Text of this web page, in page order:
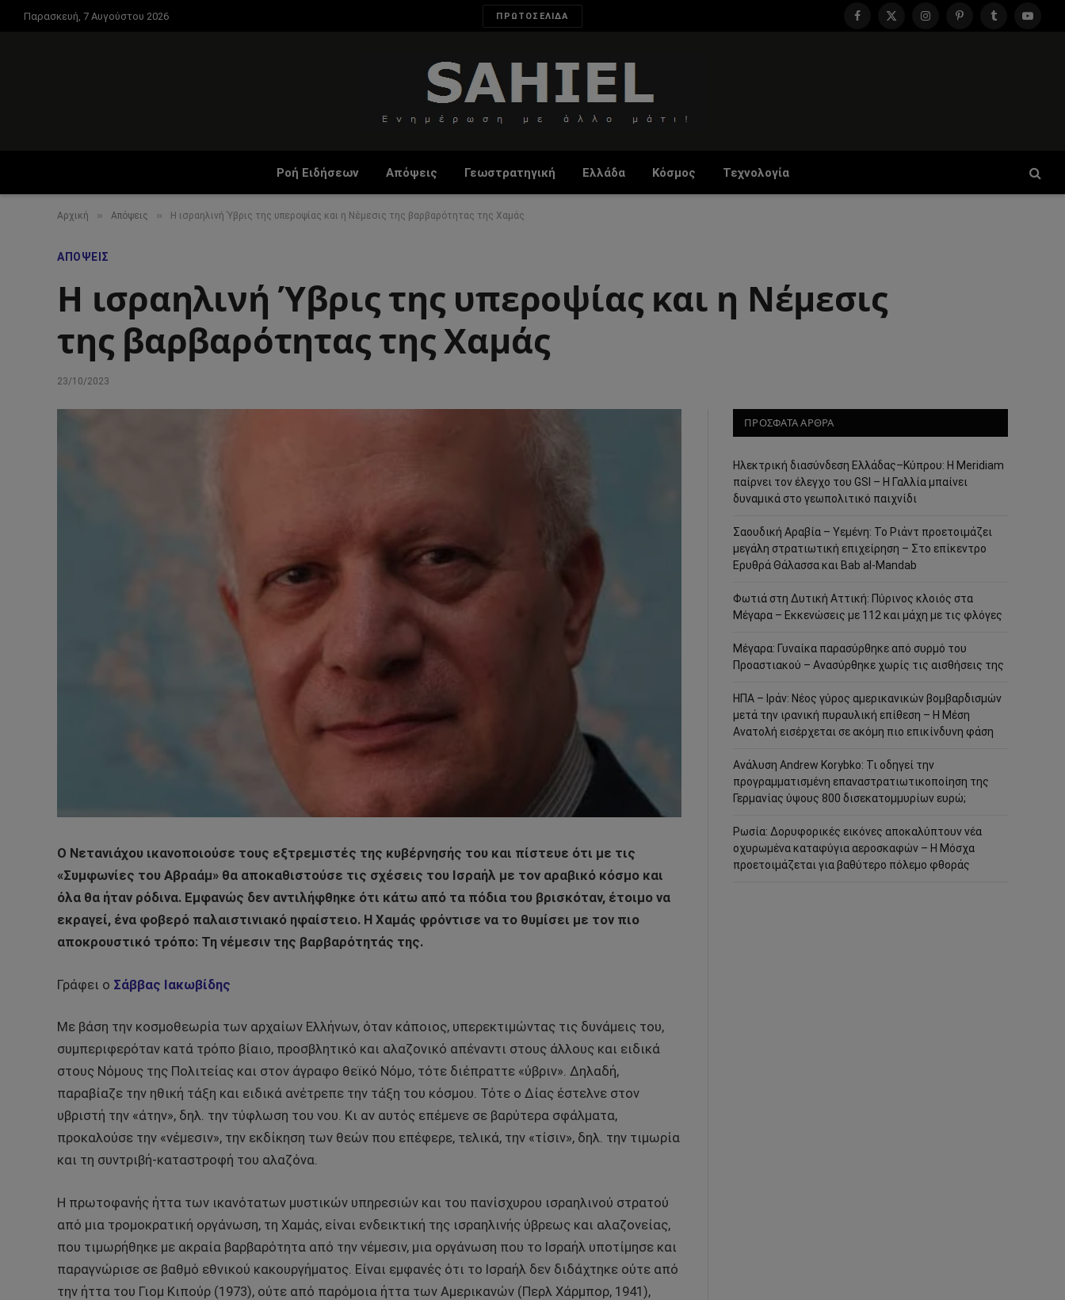
Παρασκευή, 7 Αυγούστου 2026 ΠΡΩΤΟΣΕΛΙΔΑ
Facebook
X
InstagramPinterestTumblr
Ροή Ειδήσεων Απόψεις Γεωστρατηγική Ελλάδα Κόσμος Τεχνολογία
Αρχική » Απόψεις » Η ισραηλινή Ύβρις της υπεροψίας και η Νέμεσις της βαρβαρότητας της Χαμάς
ΑΠΌΨΕΙΣ
Η ισραηλινή Ύβρις της υπεροψίας και η Νέμεσις
της βαρβαρότητας της Χαμάς
23/10/2023
Ο Νετανιάχου ικανοποιούσε τους εξτρεμιστές της κυβέρνησής του και πίστευε ότι με τις
«Συμφωνίες του Αβραάμ» θα αποκαθιστούσε τις σχέσεις του Ισραήλ με τον αραβικό κόσμο και
όλα θα ήταν ρόδινα. Εμφανώς δεν αντιλήφθηκε ότι κάτω από τα πόδια του βρισκόταν, έτοιμο να
εκραγεί, ένα φοβερό παλαιστινιακό ηφαίστειο. Η Χαμάς φρόντισε να το θυμίσει με τον πιο
αποκρουστικό τρόπο: Τη νέμεσιν της βαρβαρότητάς της.
Γράφει ο Σάββας Ιακωβίδης
Με βάση την κοσμοθεωρία των αρχαίων Ελλήνων, όταν κάποιος, υπερεκτιμώντας τις δυνάμεις του,
συμπεριφερόταν κατά τρόπο βίαιο, προσβλητικό και αλαζονικό απέναντι στους άλλους και ειδικά
στους Νόμους της Πολιτείας και στον άγραφο θεϊκό Νόμο, τότε διέπραττε «ύβριν». Δηλαδή,
παραβίαζε την ηθική τάξη και ειδικά ανέτρεπε την τάξη του κόσμου. Τότε ο Δίας έστελνε στον
υβριστή την «άτην», δηλ. την τύφλωση του νου. Κι αν αυτός επέμενε σε βαρύτερα σφάλματα,
προκαλούσε την «νέμεσιν», την εκδίκηση των θεών που επέφερε, τελικά, την «τίσιν», δηλ. την τιμωρία
και τη συντριβή-καταστροφή του αλαζόνα.
Η πρωτοφανής ήττα των ικανότατων μυστικών υπηρεσιών και του πανίσχυρου ισραηλινού στρατού
από μια τρομοκρατική οργάνωση, τη Χαμάς, είναι ενδεικτική της ισραηλινής ύβρεως και αλαζονείας,
που τιμωρήθηκε με ακραία βαρβαρότητα από την νέμεσιν, μια οργάνωση που το Ισραήλ υποτίμησε και
παραγνώρισε σε βαθμό εθνικού κακουργήματος. Είναι εμφανές ότι το Ισραήλ δεν διδάχτηκε ούτε από
την ήττα του Γιομ Κιπούρ (1973), ούτε από παρόμοια ήττα των Αμερικανών (Περλ Χάρμπορ, 1941),
ΠΡΟΣΦΑΤΑ ΑΡΘΡΑ
Ηλεκτρική διασύνδεση Ελλάδας–Κύπρου: Η Meridiam
παίρνει τον έλεγχο του GSI – Η Γαλλία μπαίνει
δυναμικά στο γεωπολιτικό παιχνίδι
Σαουδική Αραβία – Υεμένη: Το Ριάντ προετοιμάζει
μεγάλη στρατιωτική επιχείρηση – Στο επίκεντρο
Ερυθρά Θάλασσα και Bab al-Mandab
Φωτιά στη Δυτική Αττική: Πύρινος κλοιός στα
Μέγαρα – Εκκενώσεις με 112 και μάχη με τις φλόγες
Μέγαρα: Γυναίκα παρασύρθηκε από συρμό του
Προαστιακού – Ανασύρθηκε χωρίς τις αισθήσεις της
ΗΠΑ – Ιράν: Νέος γύρος αμερικανικών βομβαρδισμών
μετά την ιρανική πυραυλική επίθεση – Η Μέση
Ανατολή εισέρχεται σε ακόμη πιο επικίνδυνη φάση
Ανάλυση Andrew Korybko: Τι οδηγεί την
προγραμματισμένη επαναστρατιωτικοποίηση της
Γερμανίας ύψους 800 δισεκατομμυρίων ευρώ;
Ρωσία: Δορυφορικές εικόνες αποκαλύπτουν νέα
οχυρωμένα καταφύγια αεροσκαφών – Η Μόσχα
προετοιμάζεται για βαθύτερο πόλεμο φθοράς